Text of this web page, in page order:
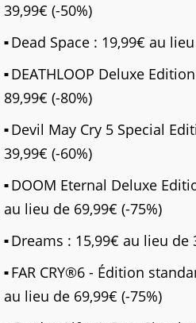
39,99€ (-50%)
Dead Space : 19,99€ au
DEATHLOOP Deluxe
89,99€ (-80%)
Devil May Cry 5 Special
39,99€ (-60%)
DOOM Eternal Deluxe
au lieu de 69,99€ (-75%)
Dreams : 15,99€ au lieu de
FAR CRY®6 - Édition
au lieu de 69,99€ (-75%)